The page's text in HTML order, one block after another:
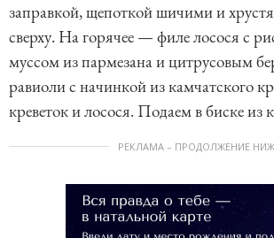
заправкой, щепоткой шичими и
сверху. На горячее — филе лосося с
муссом из пармезана и цитрусовым
равиоли с начинкой из камчатского
креветок и лосося. Подаем в биске из
РЕКЛАМА – ПРОДОЛЖЕНИЕ